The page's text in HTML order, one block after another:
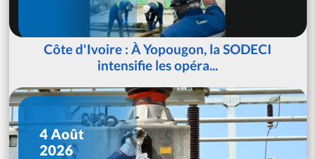
Côte d'Ivoire : À Yopougon, la SODECI
intensifie les opéra...
4 Août
2026